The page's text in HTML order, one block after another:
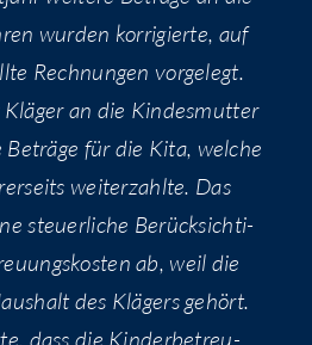
wur­den kor­ri­gier­te, auf
Rech­nun­gen vor­ge­legt.
an die Kin­des­mut­ter
für die Kita, wel­che
wei­ter­zahl­te. Das
steu­er­li­che Berück­sich­ti­
ab, weil die
des Klä­gers gehört.
dass die Kin­der­be­treu­